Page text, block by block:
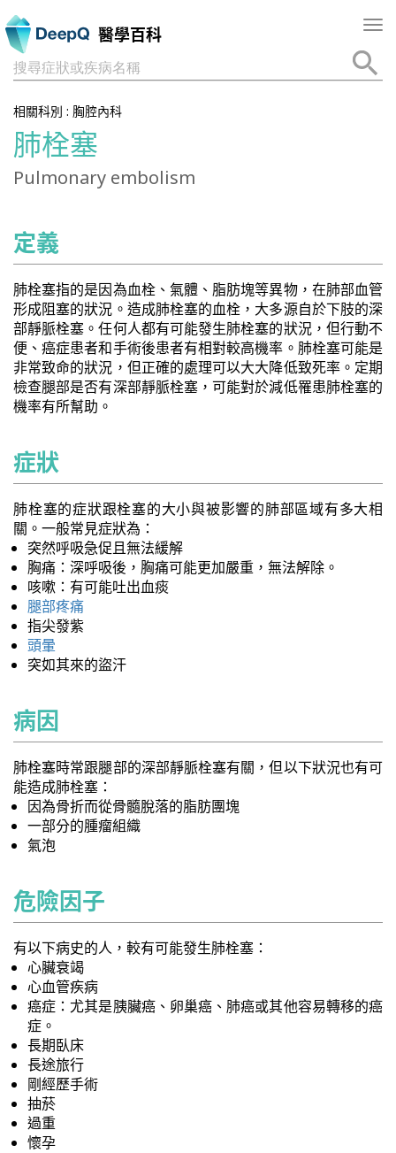
醫學百科
搜尋症狀或疾病名稱
相關科別 : 胸腔內科
肺栓塞
Pulmonary embolism
定義
肺栓塞指的是因為血栓、氣體、脂肪塊等異物，在肺部血管
形成阻塞的狀況。造成肺栓塞的血栓，大多源自於下肢的深
部靜脈栓塞。任何人都有可能發生肺栓塞的狀況，但行動不
便、癌症患者和手術後患者有相對較高機率。肺栓塞可能是
非常致命的狀況，但正確的處理可以大大降低致死率。定期
檢查腿部是否有深部靜脈栓塞，可能對於減低罹患肺栓塞的
機率有所幫助。
症狀
肺栓塞的症狀跟栓塞的大小與被影響的肺部區域有多大相
關。一般常見症狀為：
突然呼吸急促且無法緩解
胸痛：深呼吸後，胸痛可能更加嚴重，無法解除。
咳嗽：有可能吐出血痰
腿部疼痛
指尖發紫
頭暈
突如其來的盜汗
病因
肺栓塞時常跟腿部的深部靜脈栓塞有關，但以下狀況也有可
能造成肺栓塞：
因為骨折而從骨髓脫落的脂肪團塊
一部分的腫瘤組織
氣泡
危險因子
有以下病史的人，較有可能發生肺栓塞：
心臟衰竭
心血管疾病
癌症：尤其是胰臟癌、卵巢癌、肺癌或其他容易轉移的癌
症。
長期臥床
長途旅行
剛經歷手術
抽菸
過重
懷孕